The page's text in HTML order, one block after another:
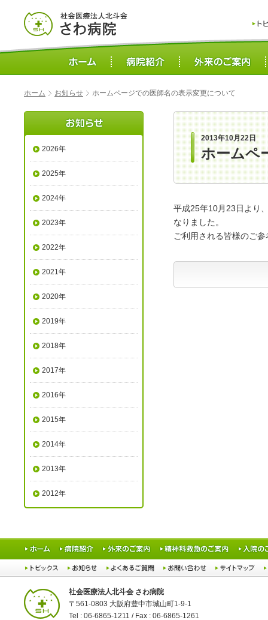
ホーム お知らせ ホームページでの医師名の表示変更について
2013年10月22日
ホームペ
平成25年10月23日より
なりました。
ご利用される皆様のご
2026年
2025年
2024年
2023年
2022年
2021年
2020年
2019年
2018年
2017年
2016年
2015年
2014年
2013年
2012年
社会医療法人北斗会 さわ病院
〒561-0803 大阪府豊中市城山町1-9-1
Tel : 06-6865-1211 / Fax : 06-6865-1261